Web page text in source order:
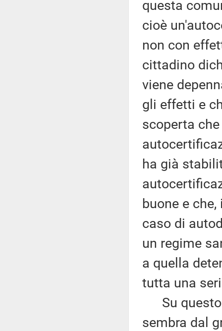
questa
cioè
non con
cittadino
viene
gli effetti e
scoperta
ha già
buone e
caso di
un regime
a quella
tutta una
Su questo
sembra dal